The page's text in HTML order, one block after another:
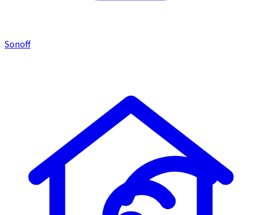
Sonoff